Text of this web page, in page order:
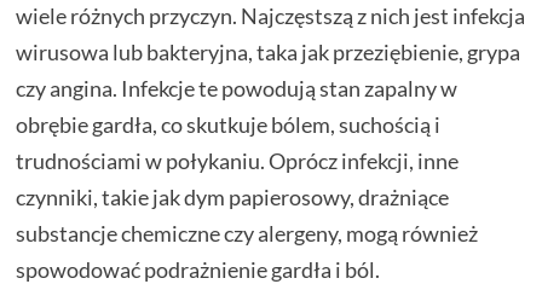
wiele różnych przyczyn. Najczęstszą z nich jest infekcja
wirusowa lub bakteryjna, taka jak przeziębienie, grypa
czy angina. Infekcje te powodują stan zapalny w
obrębie gardła, co skutkuje bólem, suchością i
trudnościami w połykaniu. Oprócz infekcji, inne
czynniki, takie jak dym papierosowy, drażniące
substancje chemiczne czy alergeny, mogą również
spowodować podrażnienie gardła i ból.